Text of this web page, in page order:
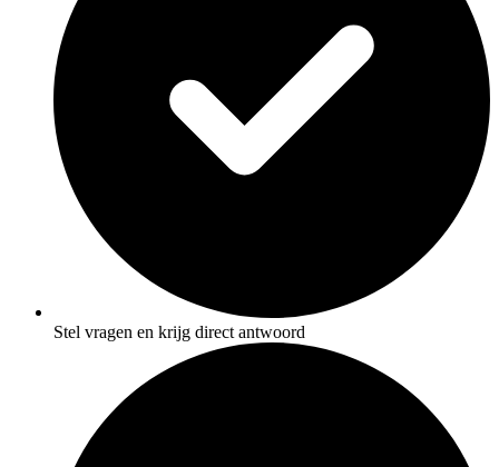
Stel vragen en krijg direct antwoord